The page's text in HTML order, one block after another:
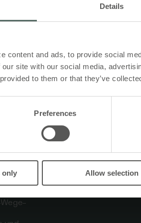
Details
content and ads, to provide social
site with our social media,
to them or that they’ve
Preferences
only Allow selection
Lüftung
kann zu natürliche Lüftung
den Gebäudenutzern ein
bieten.
Grau